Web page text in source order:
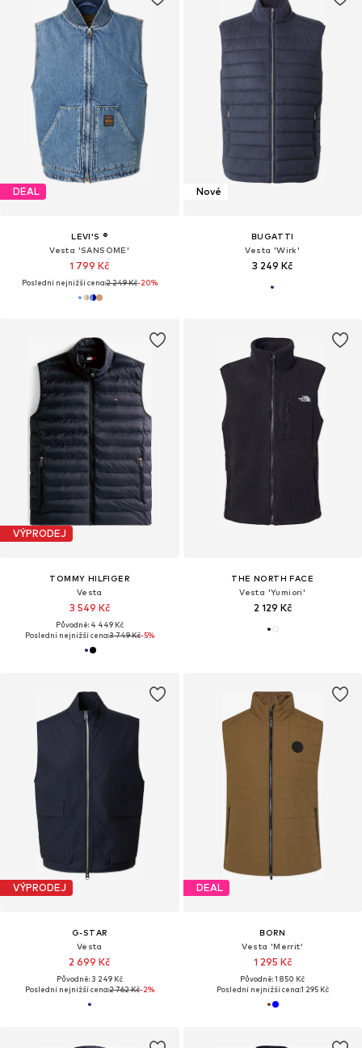
DEAL
LEVI'S ®
Vesta 'SANSOME'
1 799 Kč
Poslední nejnižší cena:2 249 Kč-20%
Nové
BUGATTI
Vesta 'Wirk'
3 249 Kč
VÝPRODEJ
TOMMY HILFIGER
Vesta
3 549 Kč
Původně: 4 449 Kč
Poslední nejnižší cena:3 749 Kč-5%
THE NORTH FACE
Vesta 'Yumiori'
2 129 Kč
VÝPRODEJ
G-STAR
Vesta
2 699 Kč
Původně: 3 249 Kč
Poslední nejnižší cena:2 762 Kč-2%
DEAL
BORN
Vesta 'Merrit'
1 295 Kč
Původně: 1 850 Kč
Poslední nejnižší cena:1 295 Kč